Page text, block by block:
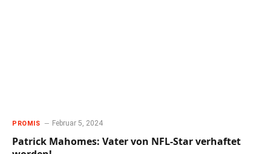
PROMIS Februar 5, 2024
Patrick Mahomes: Vater von NFL-Star verhaftet